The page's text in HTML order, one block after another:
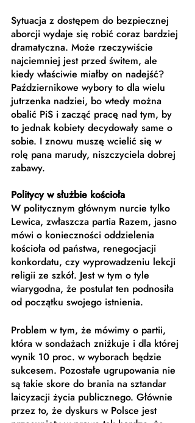
Sytuacja z dostępem do bezpiecznej
aborcji wydaje się robić coraz bardziej
dramatyczna. Może rzeczywiście
najciemniej jest przed świtem, ale
kiedy właściwie miałby on nadejść?
Październikowe wybory to dla wielu
jutrzenka nadziei, bo wtedy można
obalić PiS i zacząć pracę nad tym, by
to jednak kobiety decydowały same o
sobie. I znowu muszę wcielić się w
rolę pana marudy, niszczyciela dobrej
zabawy.
Politycy w służbie kościoła
W politycznym głównym nurcie tylko
Lewica, zwłaszcza partia Razem, jasno
mówi o konieczności oddzielenia
kościoła od państwa, renegocjacji
konkordatu, czy wyprowadzeniu lekcji
religii ze szkół. Jest w tym o tyle
wiarygodna, że postulat ten podnosiła
od początku swojego istnienia.
Problem w tym, że mówimy o partii,
która w sondażach zniżkuje i dla której
wynik 10 proc. w wyborach będzie
sukcesem. Pozostałe ugrupowania nie
są takie skore do brania na sztandar
laicyzacji życia publicznego. Głównie
przez to, że dyskurs w Polsce jest